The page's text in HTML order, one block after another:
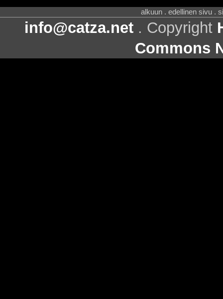
alkuun . edellinen sivu .
info@catza.net . Copyright
Commons